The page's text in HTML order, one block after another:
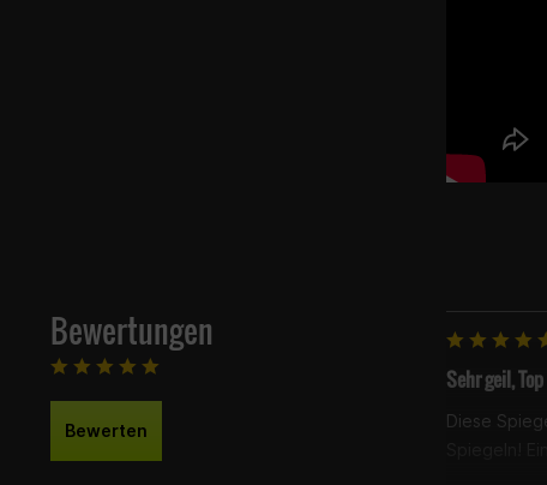
Bewertungen
Bewerten
Sehr geil,
Diese